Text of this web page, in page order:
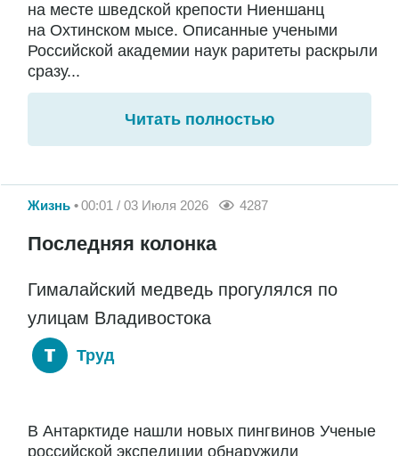
на месте шведской крепости Ниеншанц
на Охтинском мысе. Описанные учеными
Российской академии наук раритеты раскрыли
сразу...
Читать полностью
Жизнь 00:01 / 03 Июля 2026 4287
Последняя колонка
Гималайский медведь прогулялся по
улицам Владивостока
Труд
В Антарктиде нашли новых пингвинов Ученые
российской экспедиции обнаружили